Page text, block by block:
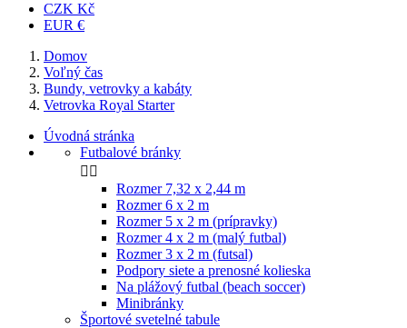
CZK Kč
EUR €
Domov
Voľný čas
Bundy, vetrovky a kabáty
Vetrovka Royal Starter
Úvodná stránka
Futbalové bránky
 
Rozmer 7,32 x 2,44 m
Rozmer 6 x 2 m
Rozmer 5 x 2 m (prípravky)
Rozmer 4 x 2 m (malý futbal)
Rozmer 3 x 2 m (futsal)
Podpory siete a prenosné kolieska
Na plážový futbal (beach soccer)
Minibránky
Športové svetelné tabule